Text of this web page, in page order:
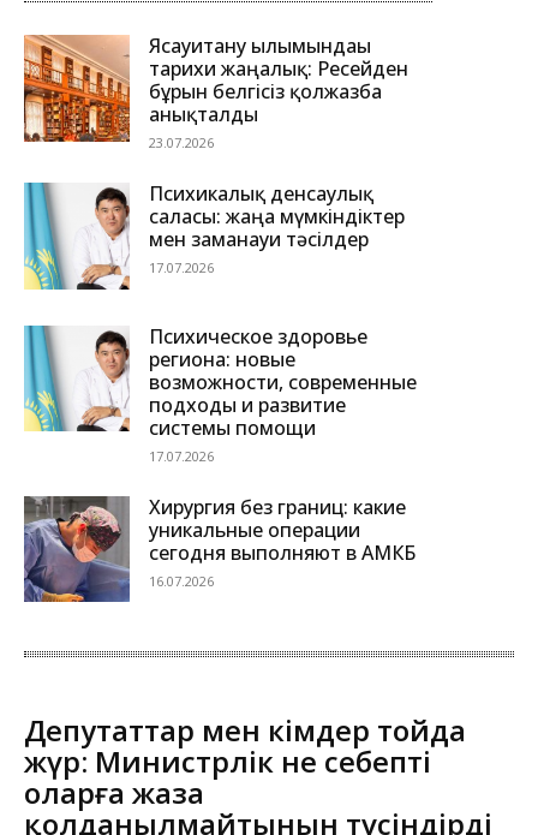
Ясауитану ғылымындағы
тарихи жаңалық: Ресейден
бұрын белгісіз қолжазба
анықталды
23.07.2026
Психикалық денсаулық
саласы: жаңа мүмкіндіктер
мен заманауи тәсілдер
17.07.2026
Психическое здоровье
региона: новые
возможности, современные
подходы и развитие
системы помощи
17.07.2026
Хирургия без границ: какие
уникальные операции
сегодня выполняют в АМКБ
16.07.2026